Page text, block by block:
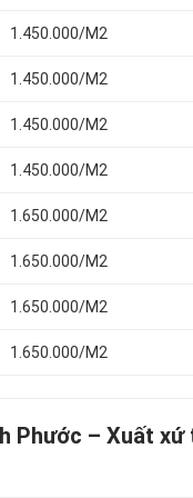
1.450.000/M2
1.450.000/M2
1.450.000/M2
1.450.000/M2
1.650.000/M2
1.650.000/M2
1.650.000/M2
1.650.000/M2
Phước – Xuất xứ